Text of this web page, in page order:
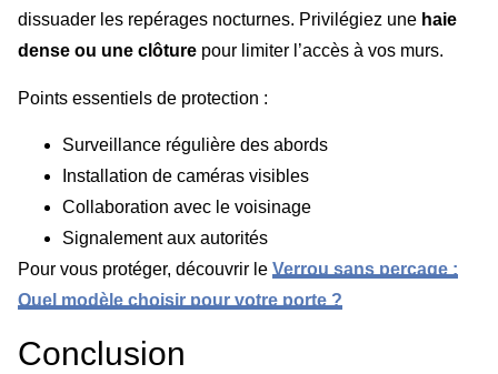
dissuader les repérages nocturnes. Privilégiez une haie
dense ou une clôture pour limiter l’accès à vos murs.
Points essentiels de protection :
Surveillance régulière des abords
Installation de caméras visibles
Collaboration avec le voisinage
Signalement aux autorités
Pour vous protéger, découvrir le Verrou sans perçage :
Quel modèle choisir pour votre porte ?
Conclusion